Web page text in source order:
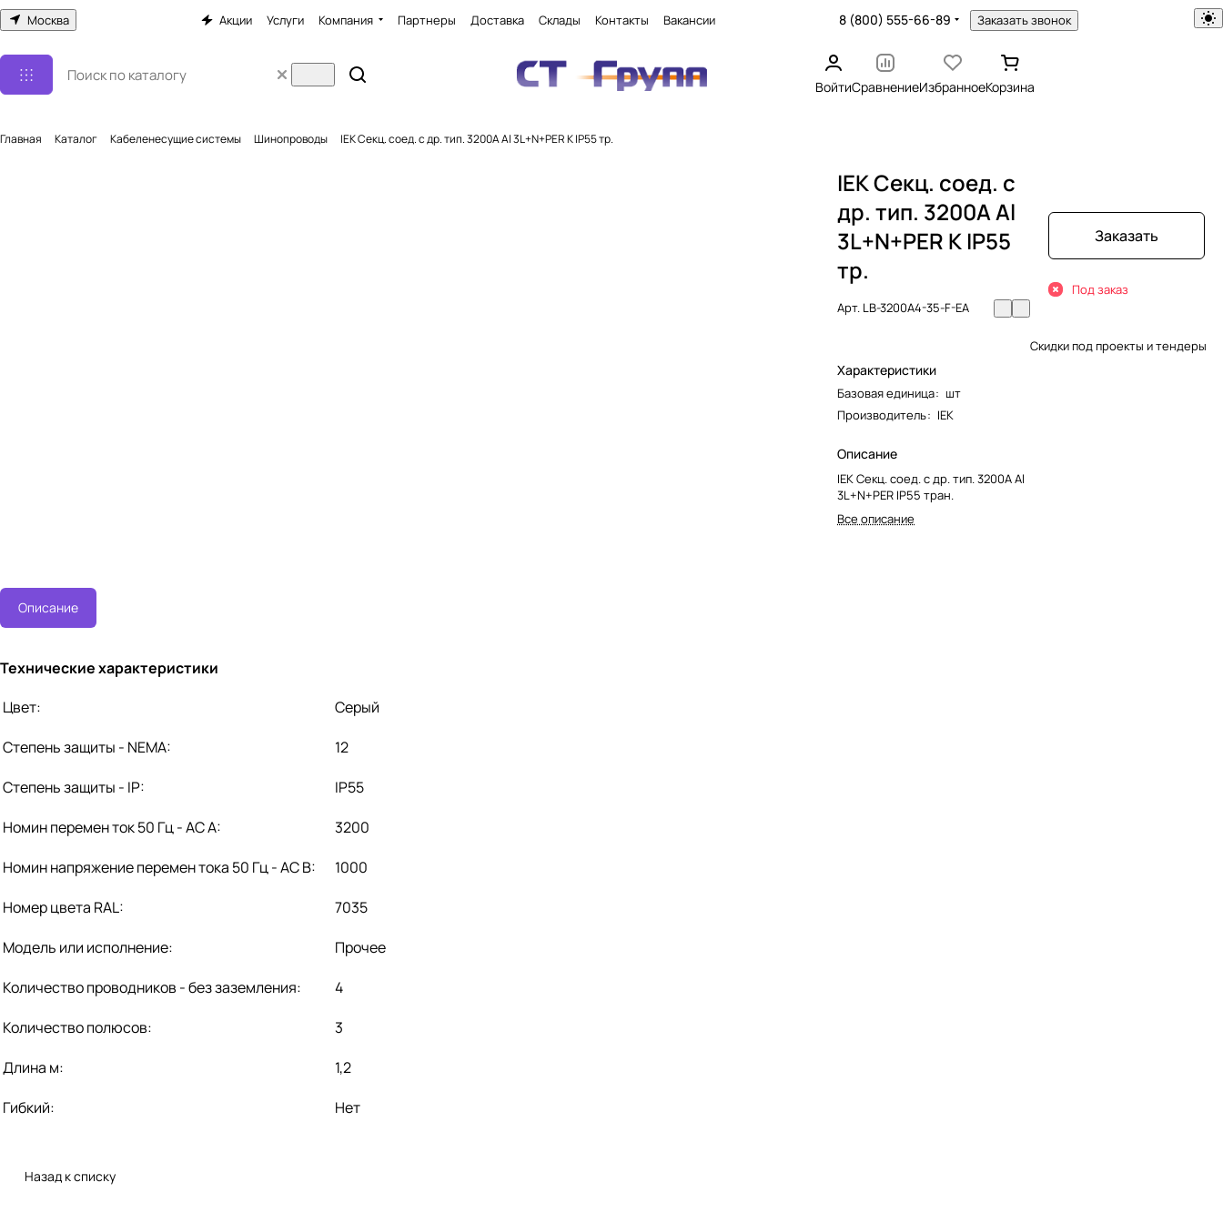
Москва Акции Услуги Компания Партнеры Доставка Склады Контакты Вакансии 8 (800) 555-66-89 Заказать звонок
ВойтиСравнениеИзбранноеКорзина
Главная Каталог Кабеленесущие системы Шинопроводы IEK Секц. соед. с др. тип. 3200А Al 3L+N+PER К IP55 тр.
IEK Секц. соед. с
др. тип. 3200А Al
3L+N+PER К IP55
тр.
Арт. LB-3200A4-35-F-EA
Характеристики
Базовая единица: шт
Производитель: IEK
Описание
IEK Секц. соед. с др. тип. 3200А Al
3L+N+PER IP55 тран.
Все описание
Заказать
Под заказ
Скидки под проекты и тендеры
Описание
Технические характеристики
Цвет:
Серый
Степень защиты - NEMA:
12
Степень защиты - IP:
IP55
Номин перемен ток 50 Гц - AC А:
3200
Номин напряжение перемен тока 50 Гц - AC В:
1000
Номер цвета RAL:
7035
Модель или исполнение:
Прочее
Количество проводников - без заземления:
4
Количество полюсов:
3
Длина м:
1,2
Гибкий:
Нет
Назад к списку